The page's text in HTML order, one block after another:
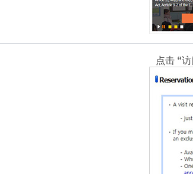
点击 “